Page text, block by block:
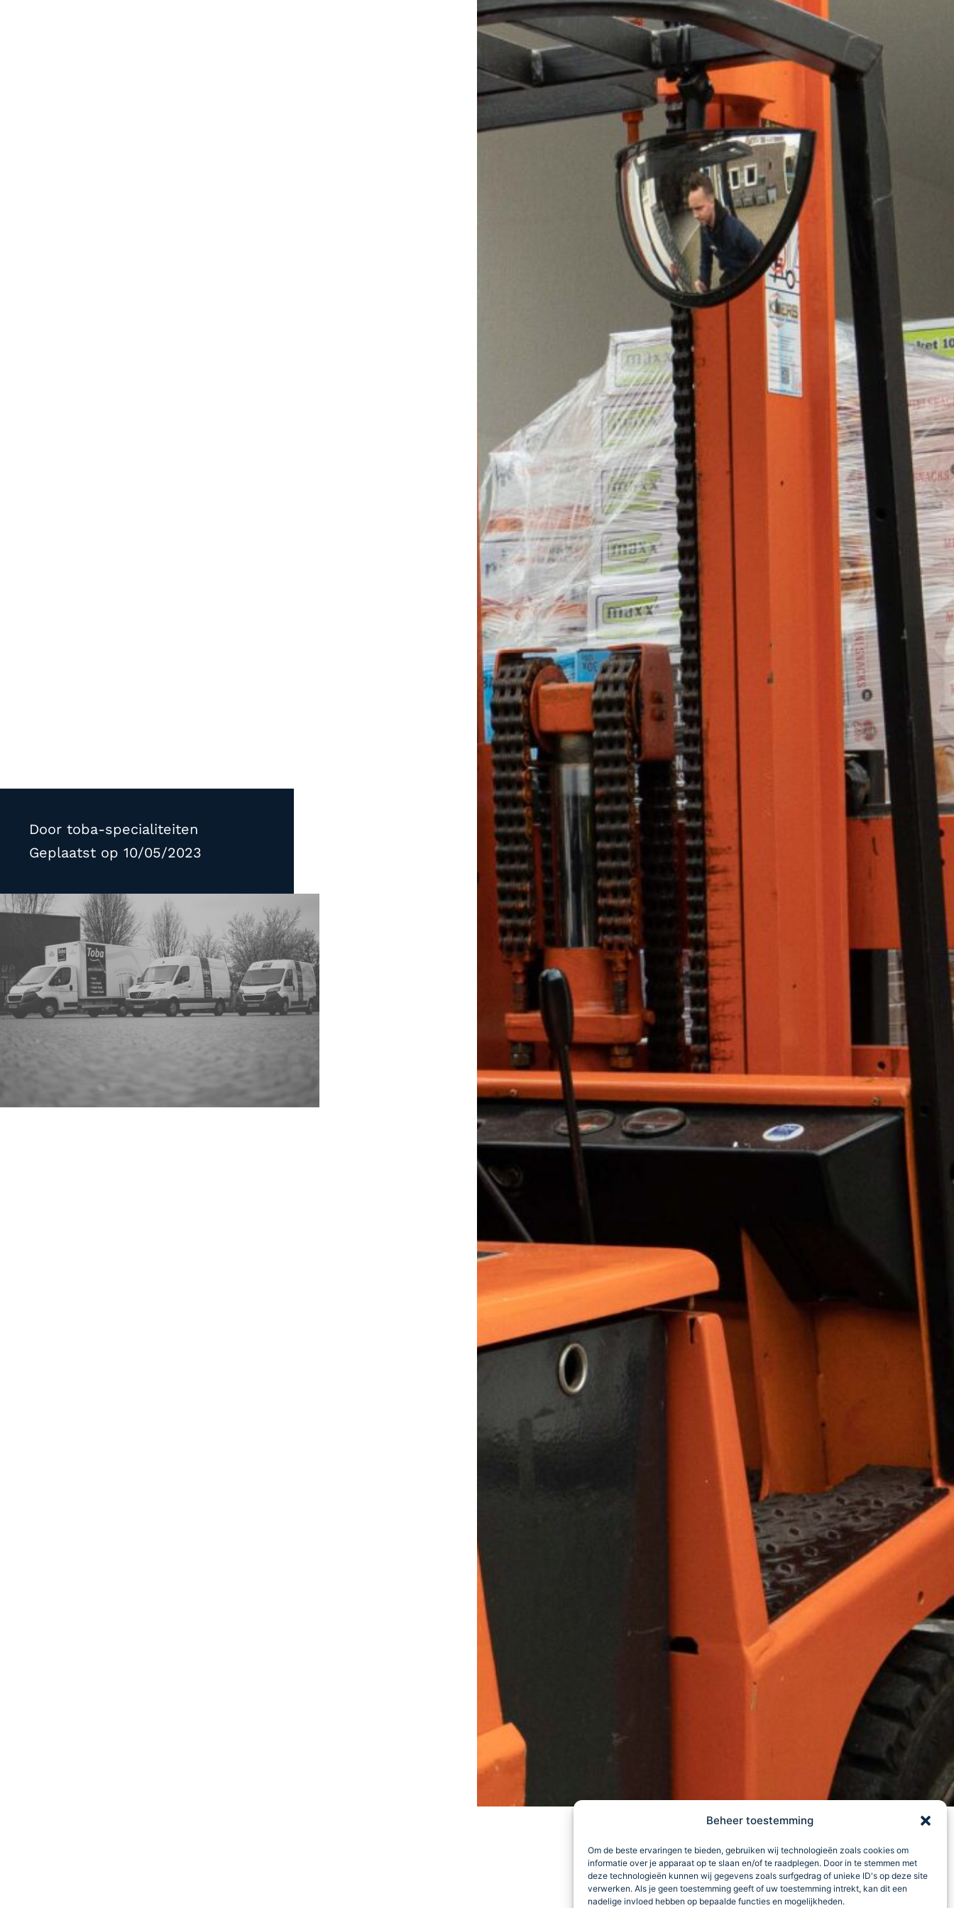
Beheer toestemming
Om de beste ervaringen te bieden, gebruiken wij technologieën zoals cookies om
informatie over je apparaat op te slaan en/of te raadplegen. Door in te stemmen met
deze technologieën kunnen wij gegevens zoals surfgedrag of unieke ID's op deze site
verwerken. Als je geen toestemming geeft of uw toestemming intrekt, kan dit een
nadelige invloed hebben op bepaalde functies en mogelijkheden.
Door toba-specialiteiten
Geplaatst op 10/05/2023
ELITE